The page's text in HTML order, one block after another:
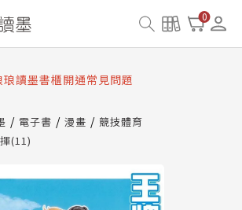
0
書店服務升級重要說明及資產合併結果
琅讀墨數位閱讀資產合併與書櫃開通申請
琅讀墨書櫃開通常見問題
書店服務升級重要說明及資產合併結果
琅讀墨數位閱讀資產合併與書櫃開通申請
電子書 漫畫
競技體育
(11)